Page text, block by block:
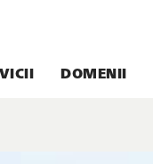
DOMENII